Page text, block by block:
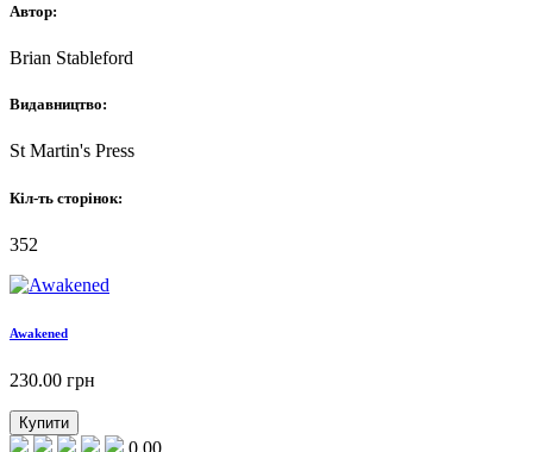
Автор:
Brian Stableford
Видавництво:
St Martin's Press
Кіл-ть сторінок:
352
Awakened
230.00 грн
Купити
0.00